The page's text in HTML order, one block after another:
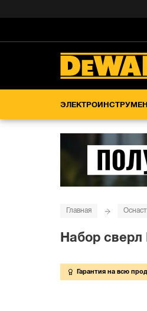
Главная
Набор сверл
Гарантия на всю